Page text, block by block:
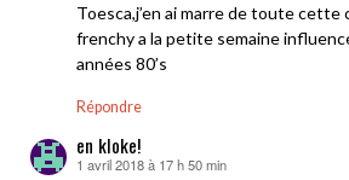
Toesca,j’en ai marre de toute cette
frenchy a la petite semaine
années 80’s
Répondre
en kloke!
dit :
1 avril 2018 à 17 h 50 min